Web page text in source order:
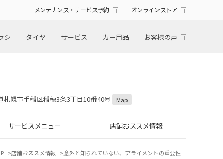
メンテナンス・サービス予約 オンラインストア
シ タイヤ サービス カー用品 お客様の声
幌市手稲区稲穂3条3丁目10番40号 Map
サービスメニュー 店舗おススメ情報
店舗おススメ情報 意外と知られていない、アライメントの重要性